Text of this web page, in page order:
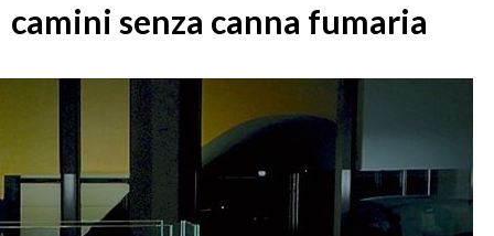
camini senza canna fumaria